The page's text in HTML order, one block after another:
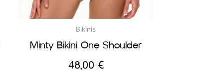
Bikinis
Minty Bikini One Shoulder
48,00 €